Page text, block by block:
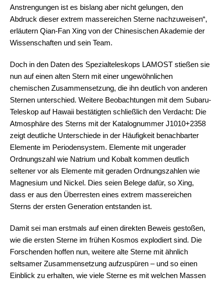
Anstrengungen ist es bislang aber nicht gelungen, den
Abdruck dieser extrem massereichen Sterne nachzuweisen“,
erläutern Qian-Fan Xing von der Chinesischen Akademie der
Wissenschaften und sein Team.
Doch in den Daten des Spezialteleskops LAMOST stießen sie
nun auf einen alten Stern mit einer ungewöhnlichen
chemischen Zusammensetzung, die ihn deutlich von anderen
Sternen unterschied. Weitere Beobachtungen mit dem Subaru-
Teleskop auf Hawaii bestätigten schließlich den Verdacht: Die
Atmosphäre des Sterns mit der Katalognummer J1010+2358
zeigt deutliche Unterschiede in der Häufigkeit benachbarter
Elemente im Periodensystem. Elemente mit ungerader
Ordnungszahl wie Natrium und Kobalt kommen deutlich
seltener vor als Elemente mit geraden Ordnungszahlen wie
Magnesium und Nickel. Dies seien Belege dafür, so Xing,
dass er aus den Überresten eines extrem massereichen
Sterns der ersten Generation entstanden ist.
Damit sei man erstmals auf einen direkten Beweis gestoßen,
wie die ersten Sterne im frühen Kosmos explodiert sind. Die
Forschenden hoffen nun, weitere alte Sterne mit ähnlich
seltsamer Zusammensetzung aufzuspüren – und so einen
Einblick zu erhalten, wie viele Sterne es mit welchen Massen